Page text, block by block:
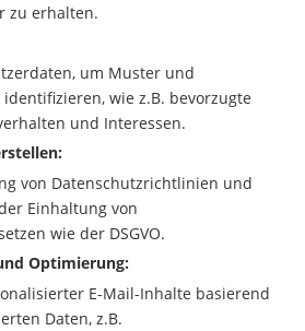
zu erhalten.
um Muster und
wie z.B. bevorzugte
und Interessen.
von Datenschutzrichtlinien und
Einhaltung von
wie der DSGVO.
Optimierung:
E-Mail-Inhalte basierend
Daten, z.B.